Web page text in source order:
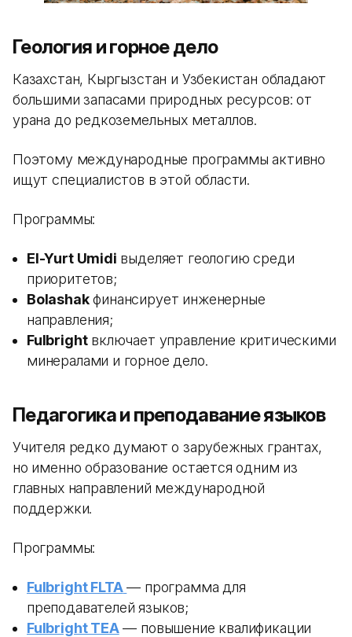
Геология и горное дело
Казахстан, Кыргызстан и Узбекистан обладают
большими запасами природных ресурсов: от
урана до редкоземельных металлов.
Поэтому международные программы активно
ищут специалистов в этой области.
Программы:
El-Yurt Umidi выделяет геологию среди
приоритетов;
Bolashakфинансирует инженерные
направления;
Fulbrightвключает управление критическими
минералами и горное дело.
Педагогика и преподавание языков
Учителя редко думают о зарубежных грантах,
но именно образование остается одним из
главных направлений международной
поддержки.
Программы:
Fulbright FLTA — программа для
преподавателей языков;
Fulbright TEA— повышение квалификации